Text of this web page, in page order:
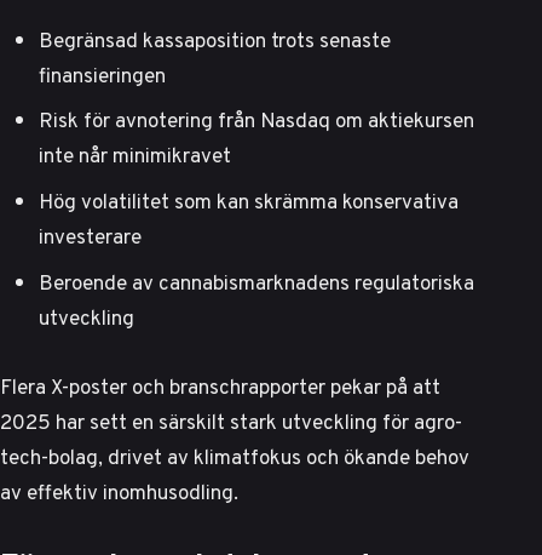
Begränsad kassaposition trots senaste
finansieringen
Risk för avnotering från Nasdaq om aktiekursen
inte når minimikravet
Hög volatilitet som kan skrämma konservativa
investerare
Beroende av cannabismarknadens regulatoriska
utveckling
Flera X-posteroch branschrapporterpekar på att
2025 har sett en särskilt stark utveckling för agro-
tech-bolag, drivet av klimatfokus och ökande behov
av effektiv inomhusodling.